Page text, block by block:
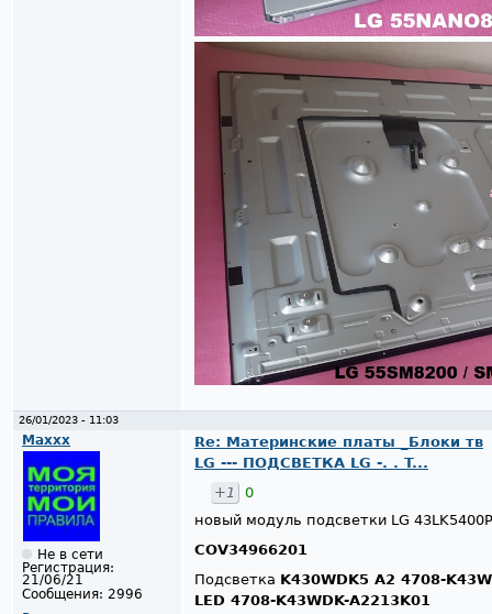
26/01/2023 - 11:03
Maxxx
Не в сети
Регистрация:
21/06/21
Сообщения: 2996
Re: Материнские платы _Блоки тв
LG --- ПОДСВЕТКА LG -. . T...
+1
0
новый модуль подсветки LG
COV34966201
Подсветка K430WDK5 A2 4708-
LED 4708-K43WDK-A2213K01